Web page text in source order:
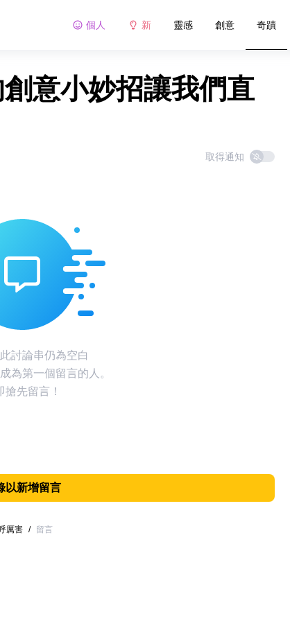
個人 新 靈感 創意 奇蹟
意小妙招讓我們直
取得通知
討論串仍為空白
為第一個留言的人。
搶先留言！
以新增留言
厲害 / 留言